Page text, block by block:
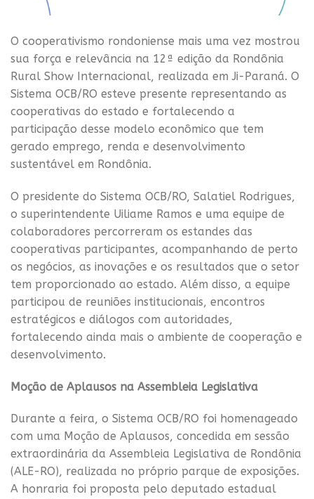
O cooperativismo rondoniense mais uma vez mostrou
sua força e relevância na 12ª edição da Rondônia
Rural Show Internacional, realizada em Ji-Paraná. O
Sistema OCB/RO esteve presente representando as
cooperativas do estado e fortalecendo a
participação desse modelo econômico que tem
gerado emprego, renda e desenvolvimento
sustentável em Rondônia.
O presidente do Sistema OCB/RO, Salatiel Rodrigues,
o superintendente Uiliame Ramos e uma equipe de
colaboradores percorreram os estandes das
cooperativas participantes, acompanhando de perto
os negócios, as inovações e os resultados que o setor
tem proporcionado ao estado. Além disso, a equipe
participou de reuniões institucionais, encontros
estratégicos e diálogos com autoridades,
fortalecendo ainda mais o ambiente de cooperação e
desenvolvimento.
Moção de Aplausos na Assembleia Legislativa
Durante a feira, o Sistema OCB/RO foi homenageado
com uma Moção de Aplausos, concedida em sessão
extraordinária da Assembleia Legislativa de Rondônia
(ALE-RO), realizada no próprio parque de exposições.
A honraria foi proposta pelo deputado estadual